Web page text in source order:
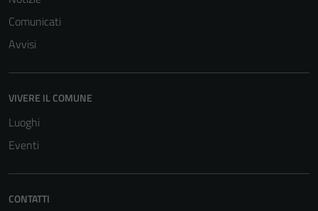
Comunicati
Avvisi
VIVERE IL COMUNE
Luoghi
Eventi
CONTATTI